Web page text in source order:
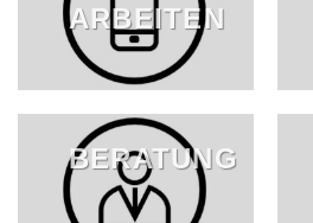
ARBEITEN
BERATUNG